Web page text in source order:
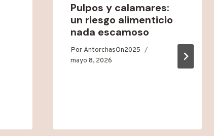
Pulpos y calamares:
un riesgo alimenticio
nada escamoso
PorAntorchasOn2025
mayo 8, 2026